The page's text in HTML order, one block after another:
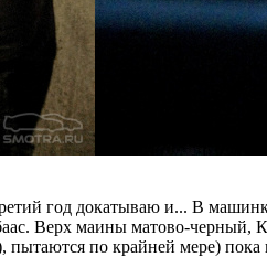
год докатываю и... В
Верх маины матово-черный,
пытаются по крайней мере) пока